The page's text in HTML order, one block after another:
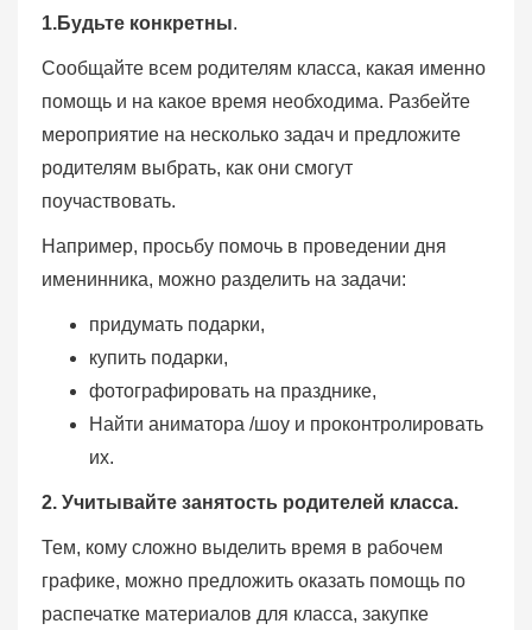
1.Будьте конкретны.
Сообщайте всем родителям класса, какая именно
помощь и на какое время необходима. Разбейте
мероприятие на несколько задач и предложите
родителям выбрать, как они смогут
поучаствовать.
Например, просьбу помочь в проведении дня
именинника, можно разделить на задачи:
придумать подарки,
купить подарки,
фотографировать на празднике,
Найти аниматора /шоу и проконтролировать
их.
2. Учитывайте занятость родителей класса.
Тем, кому сложно выделить время в рабочем
графике, можно предложить оказать помощь по
распечатке материалов для класса, закупке